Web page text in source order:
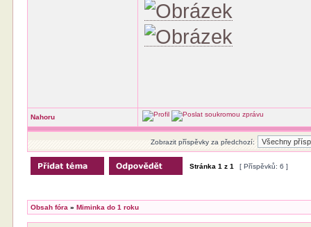
Nahoru
Zobrazit příspěvky za předchozí:
Stránka1 z1 [ Příspěvků: 6 ]
Obsah fóra »Miminka do 1 roku